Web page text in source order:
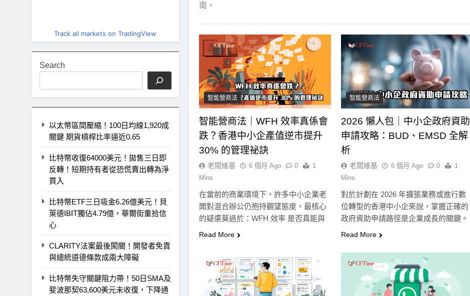
Track all markets on TradingView
Search
以太幣區間壓縮！100日均線1,920成
關鍵 期貨槓桿比率逼近0.65
比特幣收復64000美元！拋售三日即
反轉！短期持有者從恐慌賣出轉為淨
買入
比特幣ETF三日吸金6.26億美元！貝
萊德IBIT獨佔4.79億，華爾街重拾信
心
CLARITY法案最後闖關！開發者免責
與總統道德條款成兩大障礙
比特幣失守關鍵阻力帶！50日SMA及
斐波那契63,600美元未收復，下降通
南。
智能營商法
智能營商法｜WFH 效率真係會
跌？香港中小企產值逆市提升
30% 的管理祕訣
老闆維基 6 個月 Ago 0
1
Mins
在當前的商業環境下，許多中小企業老
闆對混合辦公仍抱持觀望態度，最核心
的疑慮莫過於：WFH 效率 是否真能與
辦公…
Read More
智能營商法
2026 懶人包｜中小企政府資助
申請攻略：BUD、EMSD 全解
析
老闆維基 6 個月 Ago 0
1
Mins
對於計劃在 2026 年擴張業務或進行數
位轉型的香港中小企來說，掌握正確的
政府資助申請路徑是企業成長的關鍵。
隨…
Read More